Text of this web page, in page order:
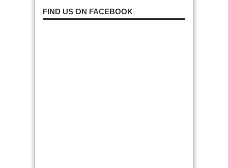
FIND US ON FACEBOOK